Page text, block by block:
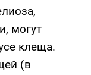
могут
клеща.
(в